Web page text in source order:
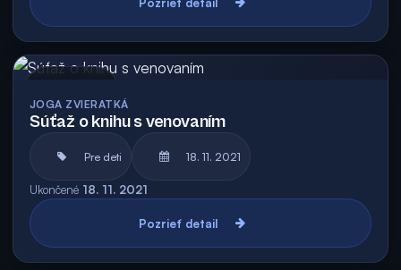
JOGA ZVIERATKÁ
Súťaž o knihu s venovaním
Pre deti 18. 11. 2021
Ukončené 18. 11. 2021
Pozrieť detail